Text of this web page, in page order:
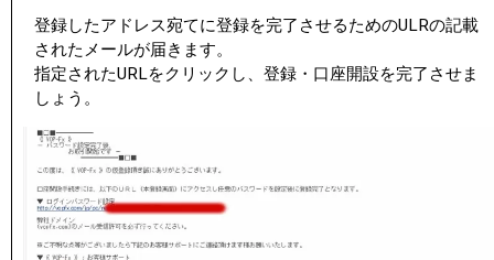
登録したアドレス宛てに登録を完了させるためのULRの記載
されたメールが届きます。
指定されたURLをクリックし、登録・口座開設を完了させま
しょう。